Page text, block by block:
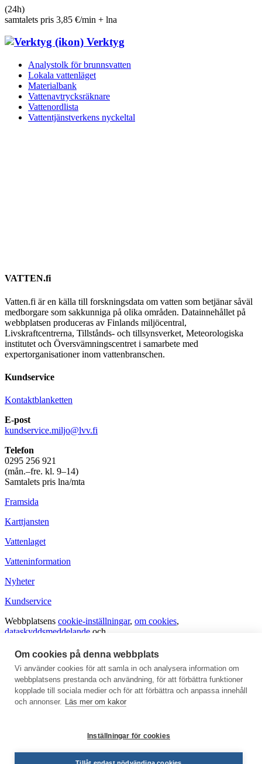
(24h)
samtalets pris 3,85 €/min + lna
Verktyg
Analystolk för brunnsvatten
Lokala vattenläget
Materialbank
Vattenavtrycksräknare
Vattenordlista
Vattentjänst­verkens nyckeltal
VATTEN.fi
Vatten.fi är en källa till forskningsdata om vatten som betjänar såväl
medborgare som sakkunniga på olika områden. Datainnehållet på
webbplatsen produceras av Finlands miljöcentral,
Livskraftcentrerna, Tillstånds- och tillsynsverket, Meteorologiska
institutet och Översvämningscentret i samarbete med
expertorganisationer inom vattenbranschen.
Kundservice
Kontaktblanketten
E-post
kundservice.miljo@lvv.fi
Telefon
0295 256 921
(mån.–fre. kl. 9–14)
Samtalets pris lna/mta
Framsida
Karttjansten
Vattenlaget
Vatteninformation
Nyheter
Kundservice
Webbplatsens cookie-inställningar, om cookies,
dataskyddsmeddelande och
Vanliga frågor och svar
Ge respons
För medierna
Om cookies på denna webbplats
Vi använder cookies för att samla in och analysera information om
webbplatsens prestanda och användning, för att förbättra funktioner
kopplade till sociala medier och för att förbättra och anpassa innehåll
och annonser. Läs mer om kakor
Inställningar för cookies